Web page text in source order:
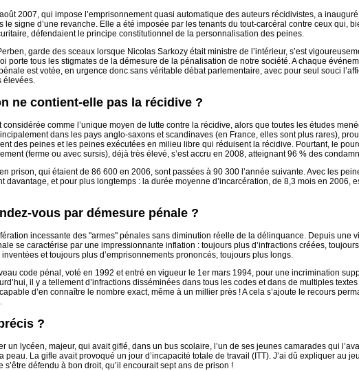
2007, qui impose l’emprisonnement quasi automatique des auteurs récidivistes, a
le signe d’une revanche. Elle a été imposée par les tenants du tout-carcéral contre ceux qui,
défendaient le principe constitutionnel de la personnalisation des peines.
garde des sceaux lorsque Nicolas Sarkozy était ministre de l’intérieur, s’est
porte tous les stigmates de la démesure de la pénalisation de notre société. A chaque
est votée, en urgence donc sans véritable débat parlementaire, avec pour seul souci
élevées.
ne contient-elle pas la récidive ?
considérée comme l’unique moyen de lutte contre la récidive, alors que toutes les études
dans les pays anglo-saxons et scandinaves (en France, elles sont plus rares),
des peines et les peines exécutées en milieu libre qui réduisent la récidive. Pourtant, le
(ferme ou avec sursis), déjà très élevé, s’est accru en 2008, atteignant 96 % des
prison, qui étaient de 86 600 en 2006, sont passées à 90 300 l’année suivante. Avec les
davantage, et pour plus longtemps : la durée moyenne d’incarcération, de 8,3 mois en 2006,
vous par démesure pénale ?
incessante des "armes" pénales sans diminution réelle de la délinquance. Depuis une
se caractérise par une impressionnante inflation : toujours plus d’infractions créées,
et toujours plus d’emprisonnements prononcés, toujours plus longs.
code pénal, voté en 1992 et entré en vigueur le 1er mars 1994, pour une incrimination
il y a tellement d’infractions disséminées dans tous les codes et dans de multiples
d’en connaître le nombre exact, même à un millier près ! A cela s’ajoute le recours
?
un lycéen, majeur, qui avait giflé, dans un bus scolaire, l’un de ses jeunes camarades qui
peau. La gifle avait provoqué un jour d’incapacité totale de travail (ITT). J’ai dû expliquer au
s’être défendu à bon droit, qu’il encourait sept ans de prison !